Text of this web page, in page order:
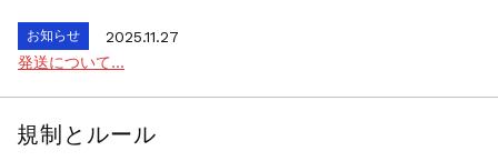
お知らせ
2025.8.29
GMailご利用のお客様へ...
お知らせ
2026.8.4
規制とルール